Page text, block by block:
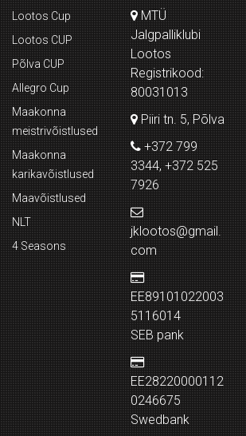
Lootos Cup
Lootos CUP
Põlva CUP
Allegro Cup
Maakonna
meistrivõistlused
Maakonna
karikavõistlused
Maavõistlused
NLT
4 Seasons
MTÜ
Jalgpalliklubi
Lootos
Registrikood:
80031013
Piiri tn. 5, Põlva
+372 799
3344, +372 525
7926
jklootos@gmail.
com
EE89101022003
5116014
SEB pank
EE28220000112
0246675
Swedbank